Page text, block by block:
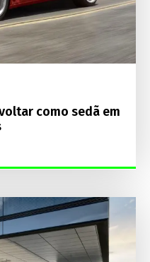
como sedã em